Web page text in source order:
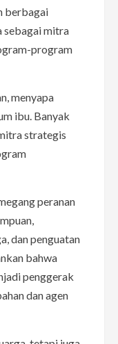
berbagai
sebagai mitra
program
menyapa
ibu. Banyak
strategis
peranan
dan penguatan
bahwa
penggerak
dan agen